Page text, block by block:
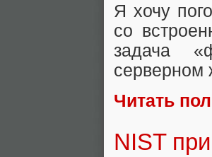
Я хочу
со
задача
серверном
Читать
NIST